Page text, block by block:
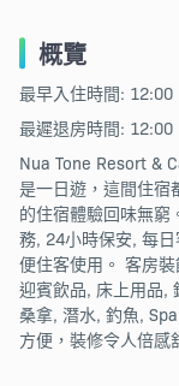
概覽
最早入住時間: 12:00
最遲退房時間: 12:00
Nua Tone Resort &
是一日遊，這間住宿
的住宿體驗回味無窮
務, 24小時保安, 每
便住客使用。 客房
迎賓飲品, 床上用品,
桑拿, 潛水, 釣魚,
方便，裝修令人倍感